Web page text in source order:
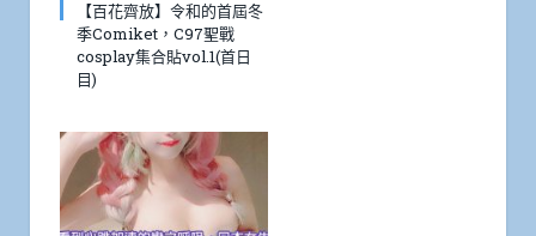
【百花齊放】令和的首屆冬
季Comiket，C97聖戰
cosplay集合貼vol.1(首日
目)